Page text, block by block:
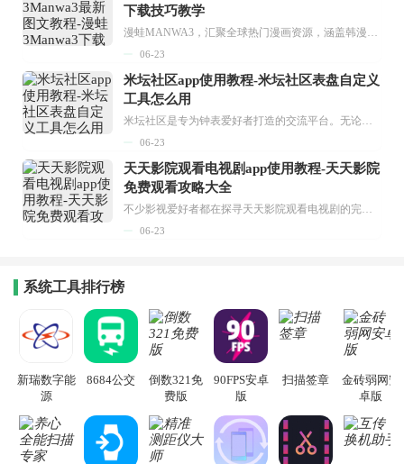
下载技巧教学
漫蛙MANWA3，汇聚全球热门漫画资源，涵盖韩漫、欧美漫画、国漫等多种类型，题材丰富多样，全方位满足用户阅读喜好。它不仅是阅读平台，更是创作平台，为广大用户打造零门槛创作环境。...
06-23
米坛社区app使用教程-米坛社区表盘自定义
工具怎么用
米坛社区是专为钟表爱好者打造的交流平台。无论你是初涉钟表领域的普通爱好者，还是拥有多年收藏经验的资深玩家，都能在此找到属于自己的天地。 无需注册，就能轻松参与其中。通过专业的讨论论坛与丰富的交互功能，你可与世界各地的钟表爱好者畅快交流。若你钟情于钟表，米坛社区无疑是值得一试的理想之选。在这里，你能获取最新的手表资讯，交流见解，提升鉴赏品味，让每一块手表都成为收藏故事中重要的一部分。感兴趣的朋友，不要错过下载机会。...
06-23
天天影院观看电视剧app使用教程-天天影院
免费观看攻略大全
不少影视爱好者都在探寻天天影院观看电视剧的完整方法，结合最新平台使用规则，本篇新手入门攻略全面讲解观看渠道、检索流程、播放设置以及画面模式调整等实用内容。全文适配手机、电脑等主流设备，步骤简洁易懂，无论是初次使用的新手，还是想要优化观影体验的用户，都能参照内容快速上手，熟练掌握平台各项操作技巧，轻松畅享影视内容。...
06-23
系统工具排行榜
新瑞数字能
源
8684公交
倒数321免
费版
90FPS安卓
版
扫描签章
金砖弱网安
卓版